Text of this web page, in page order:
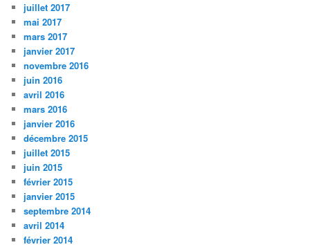
juillet 2017
mai 2017
mars 2017
janvier 2017
novembre 2016
juin 2016
avril 2016
mars 2016
janvier 2016
décembre 2015
juillet 2015
juin 2015
février 2015
janvier 2015
septembre 2014
avril 2014
février 2014